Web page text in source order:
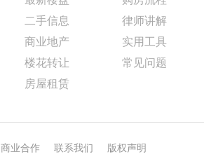
二手信息
商业地产
楼花转让
房屋租赁
律师讲解
实用工具
常见问题
商业合作 联系我们 版权声明